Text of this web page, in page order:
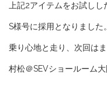
上記2アイテムをお試しし
S様号に採用となりました。
乗り心地と走り、次回は
村松＠SEVショールーム大